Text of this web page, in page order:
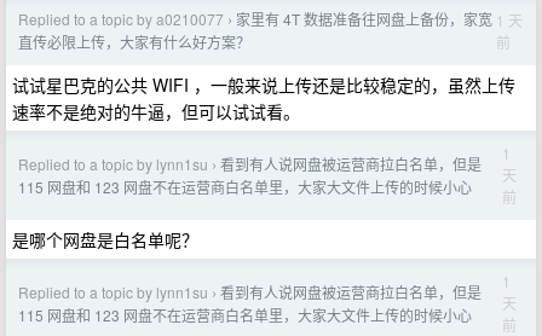
Replied to a topic by a0210077 › 家里有 4T 数据准备往网盘上备份，家宽
直传必限上传，大家有什么好方案？
1 天
前
试试星巴克的公共 WIFI ，一般来说上传还是比较稳定的，虽然上传
速率不是绝对的牛逼，但可以试试看。
Replied to a topic by lynn1su › 看到有人说网盘被运营商拉白名单，但是
115 网盘和 123 网盘不在运营商白名单里，大家大文件上传的时候小心
1
天
前
是哪个网盘是白名单呢？
Replied to a topic by lynn1su › 看到有人说网盘被运营商拉白名单，但是
115 网盘和 123 网盘不在运营商白名单里，大家大文件上传的时候小心
1
天
前